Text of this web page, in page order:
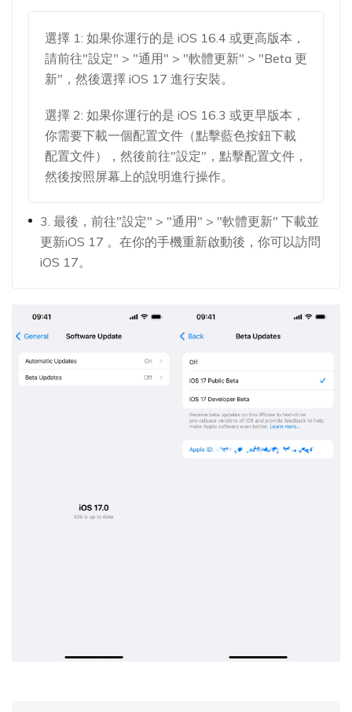
選擇 1: 如果你運行的是 iOS 16.4 或更高版本，
請前往"設定" > "通用" > "軟體更新" > "Beta 更
新"，然後選擇 iOS 17 進行安裝。
選擇 2: 如果你運行的是 iOS 16.3 或更早版本，
你需要下載一個配置文件（點擊藍色按鈕下載
配置文件），然後前往"設定"，點擊配置文件，
然後按照屏幕上的說明進行操作。
3. 最後，前往"設定" > "通用" > "軟體更新" 下載並
更新iOS 17 。在你的手機重新啟動後，你可以訪問
iOS 17。